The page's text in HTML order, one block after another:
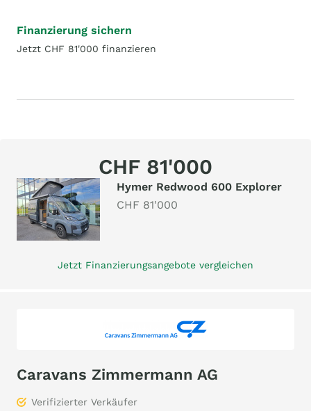
Finanzierung sichern
Jetzt CHF 81'000 finanzieren
CHF 81'000
Hymer Redwood 600 Explorer
CHF 81'000
Jetzt Finanzierungsangebote vergleichen
Caravans Zimmermann AG
Verifizierter Verkäufer